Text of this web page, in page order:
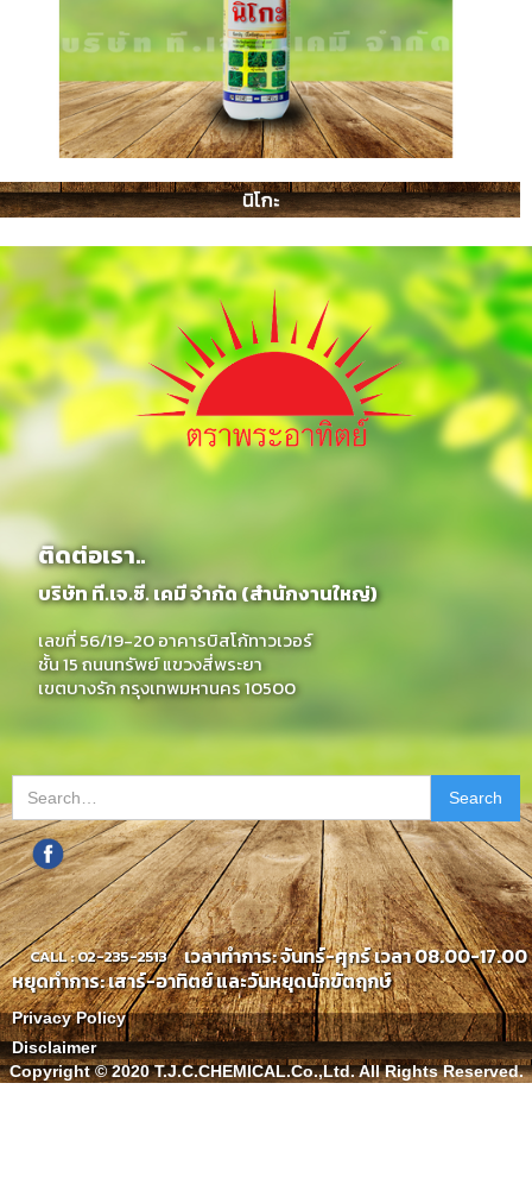
นิโกะ
ติดต่อเรา..
บริษัท ที.เจ.ซี. เคมี จำกัด (สำนักงานใหญ่)
เลขที่ 56/19-20 อาคารบิสโก้ทาวเวอร์
ชั้น 15 ถนนทรัพย์ แขวงสี่พระยา
เขตบางรัก กรุงเทพมหานคร 10500
CALL : 02-235-2513
เวลาทำการ: จันทร์-ศุกร์ เวลา 08.00-17.00
หยุดทำการ: เสาร์-อาทิตย์ และวันหยุดนักขัตฤกษ์
Privacy Policy
Disclaimer
Copyright © 2020 T.J.C.CHEMICAL.Co.,Ltd. All Rights Reserved.